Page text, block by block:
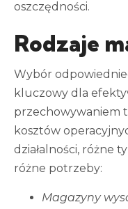
oszczędności.
Rodzaje
Wybór
kluczowy dla
przechowywaniem
kosztów
działalności, różne
różne potrzeby:
Magazyny